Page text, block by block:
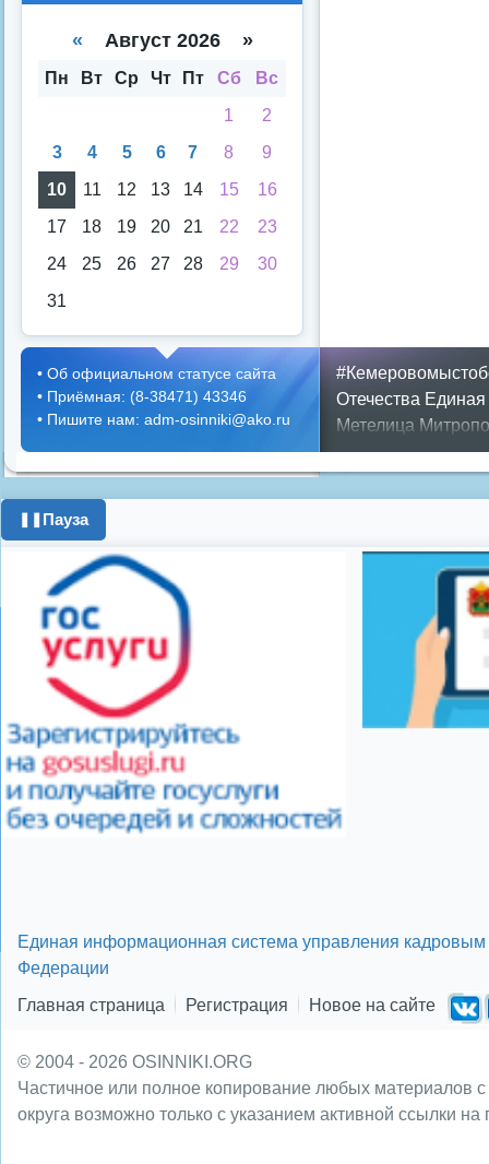
кал
аря
спи
« Август 2026 »
Пн Вт Ср Чт Пт Сб
Вс
1
2
3
4 5 6 7 8
9
10
11 12 13 14 15
16
17
18 19 20 21 22
23
24
25 26 27 28 29
30
31
Отечества
Метелица
Днем ЖКХ
Противопожарная
день города
цифровое
Показать все теги
• Об официальном статусе сайта
• Приёмная: (8-38471) 43346
• Пишите нам: adm-osinniki@ako.ru
Пауза
Единая информационная система управления кадровым
Федерации
Главная страница
Регистрация Новое на сайте
© 2004 - 2026 OSINNIKI.ORG
Частичное или полное копирование любых материалов
округа возможно только с указанием активной ссылки на